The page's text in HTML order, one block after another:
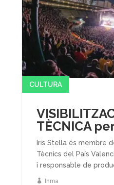
TÈCNICA
CULTURA
Iris Stella és membre
Tècnics del País
i responsable de
Inma